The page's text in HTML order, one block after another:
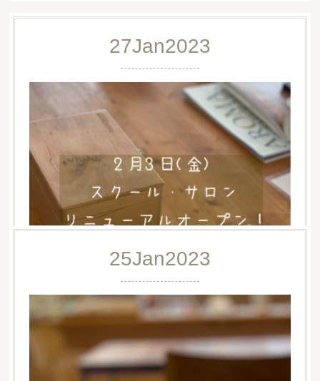
27Jan2023
リニューアルオープンのお知らせ
25Jan2023